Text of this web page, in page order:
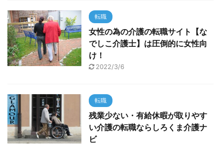
転職
女性の為の介護の転職サイト【な
でしこ介護士】は圧倒的に女性向
け！
2022/3/6
転職
残業少ない・有給休暇が取りやす
い介護の転職ならしろくま介護ナ
ビ